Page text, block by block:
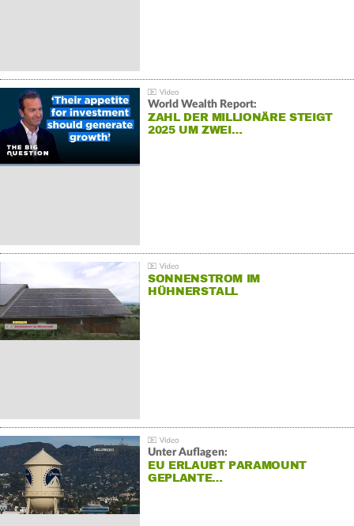
World Wealth Report:
ZAHL DER MILLIONÄRE STEIGT
2025 UM ZWEI…
SONNENSTROM IM
HÜHNERSTALL
Unter Auflagen:
EU ERLAUBT PARAMOUNT
GEPLANTE…